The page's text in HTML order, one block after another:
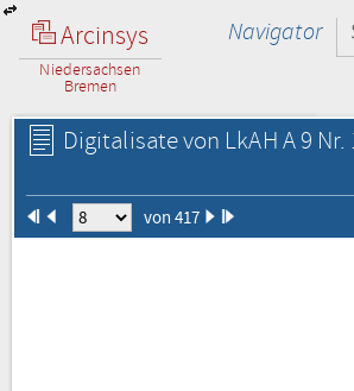
Arcinsys
Niedersachsen
Bremen
Navigator
Digitalisate von LkAH A 9 Nr.
von 417